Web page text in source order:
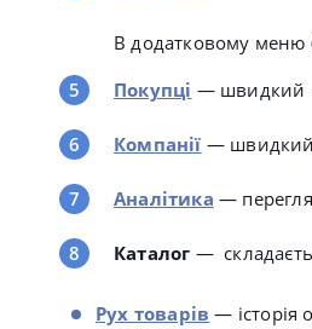
В додатковому меню
Покупці — швидкий
Компанії — швидкий
Аналітика —
Каталог —
Рух товарів — історія